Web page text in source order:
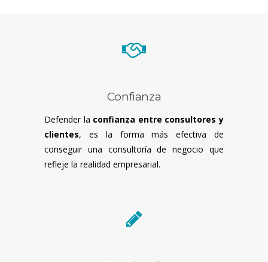
Confianza
Defender la confianza entre consultores y
clientes, es la forma más efectiva de
conseguir una consultoría de negocio que
refleje la realidad empresarial.